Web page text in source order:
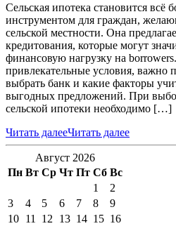
Сельская ипотека становится всё
инструментом для граждан,
сельской местности. Она
кредитования, которые могут
финансовую нагрузку на
привлекательные условия, важно
выбрать банк и какие факторы
выгодных предложений. При
сельской ипотеки необходимо […]
Читать далееЧитать далее
Август 2026
Пн Вт Ср Чт Пт Сб Вс
1
2
3
4 5 6 7 8
9
10 11 12 13 14 15 16